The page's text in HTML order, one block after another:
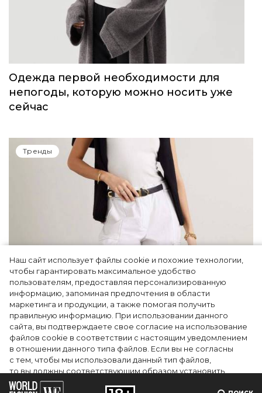
Наш сайт использует файлы cookie и похожие технологии,
чтобы гарантировать максимальное удобство
пользователям, предоставляя персонализированную
информацию, запоминая предпочтения в области
маркетинга и продукции, а также помогая получить
правильную информацию. При использовании данного
сайта, вы подтверждаете свое согласие на использование
файлов cookie в соответствии с настоящим уведомлением
в отношении данного типа файлов. Если вы не согласны
с тем, чтобы мы использовали данный тип файлов,
то вы должны соответствующим образом установить
настройки вашего браузера или не использовать сайт wfc.tv
Одежда первой необходимости для
непогоды, которую можно носить уже
сейчас
Тренды
5 фасонов брюк, которые повсюду этим
летом